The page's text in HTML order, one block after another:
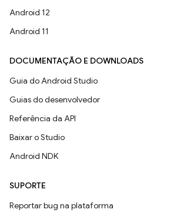
Android 12
Android 11
DOCUMENTAÇÃO E DOWNLOADS
Guia do Android Studio
Guias do desenvolvedor
Referência da API
Baixar o Studio
Android NDK
SUPORTE
Reportar bug na plataforma